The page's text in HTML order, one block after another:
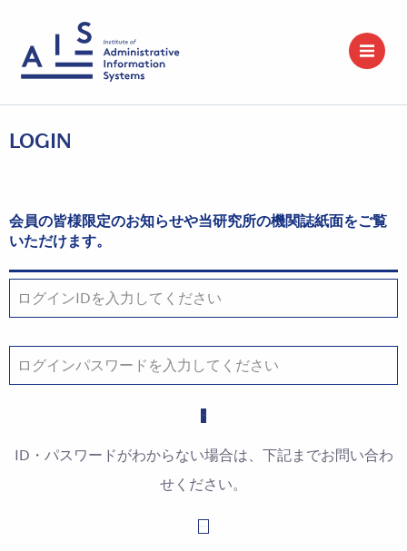
LOGIN
会員の皆様限定のお知らせや当研究所の機関誌紙面をご覧
いただけます。
ID・パスワードがわからない場合は、下記までお問い合わ
せください。